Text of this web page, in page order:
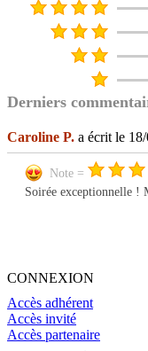
Derniers
Caroline P. a écrit le
Note =
Soirée exceptionnelle !
CONNEXION
Accès adhérent
Accès invité
Accès partenaire